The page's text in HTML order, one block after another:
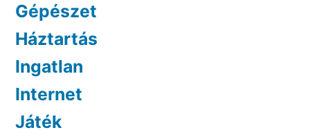
Gépészet
Háztartás
Ingatlan
Internet
Játék